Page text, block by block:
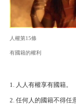
人權第15條
有國籍的權利
1. 人人有權享有國籍。
2. 任何人的國籍不得任